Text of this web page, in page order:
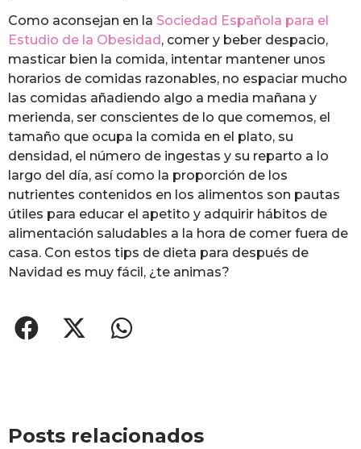
Como aconsejan en la Sociedad Española para el
Estudio de la Obesidad, comer y beber despacio,
masticar bien la comida, intentar mantener unos
horarios de comidas razonables, no espaciar mucho
las comidas añadiendo algo a media mañana y
merienda, ser conscientes de lo que comemos, el
tamaño que ocupa la comida en el plato, su
densidad, el número de ingestas y su reparto a lo
largo del día, así como la proporción de los
nutrientes contenidos en los alimentos son pautas
útiles para educar el apetito y adquirir hábitos de
alimentación saludables a la hora de comer fuera de
casa. Con estos tips de dieta para después de
Navidad es muy fácil, ¿te animas?
Posts relacionados